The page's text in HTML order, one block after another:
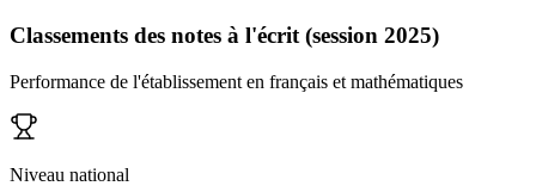
Classements des notes à l'écrit (session 2025)
Performance de l'établissement en français et mathématiques
Niveau national